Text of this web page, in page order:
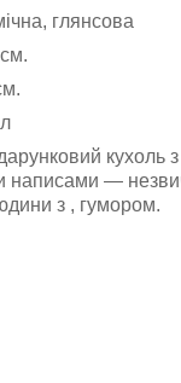
глянсова
кухоль
написами —
з , гумором.